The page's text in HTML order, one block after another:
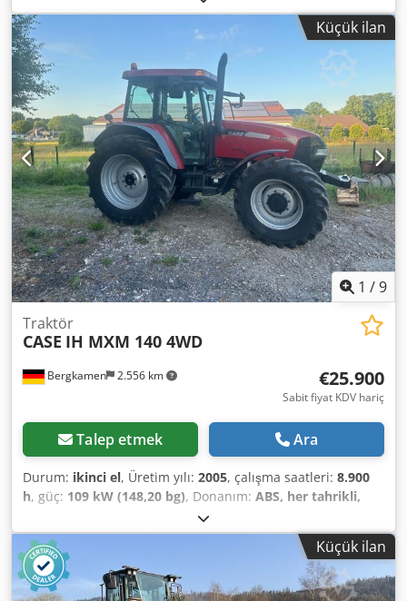
Ahtjr
Küçük ilan
1 /9
Bergkamen 2.556 km
Traktör
CASE IH MXM 140 4WD
€25.900
Sabit fiyat KDV hariç
Talep etmek Ara
Durum: ikinci el, Üretim yılı: 2005, çalışma saatleri: 8.900
h, güç: 109 kW (148,20 bg), Donanım: ABS, her tahrikli,
, Ölü ağırlık: 5.868 kg Uzunluk: 4.692 mm
Genişlik: 2.507 mm Yükseklik: 2.997 mm Dingil mesafesi:
2.723 mm Anma gücü: 105,9 kW, 144 hp Anma hızı: 2.200
rpm Silindir sayısı: 6 Deplasman: 7.480 cm³ Djdpfxewlmt Is
Ahtokr Tork artışı: 51.3 Dört tekerlekten çekiş
Küçük ilan